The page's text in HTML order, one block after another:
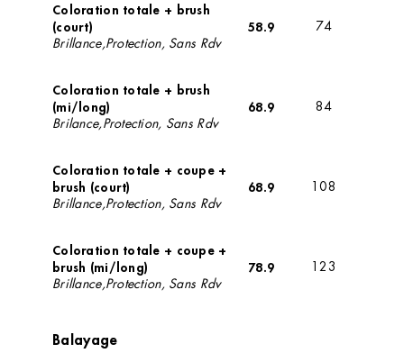
Coloration totale + brush
(court)
Brillance,Protection, Sans Rdv
58.9 74
Coloration totale + brush
(mi/long)
Brilance,Protection, Sans Rdv
68.9 84
Coloration totale + coupe +
brush (court)
Brillance,Protection, Sans Rdv
68.9 108
Coloration totale + coupe +
brush (mi/long)
Brillance,Protection, Sans Rdv
78.9 123
Balayage